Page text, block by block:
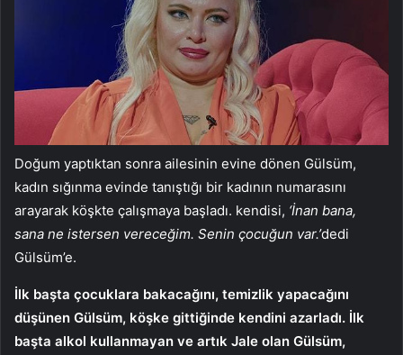
Doğum yaptıktan sonra ailesinin evine dönen Gülsüm,
kadın sığınma evinde tanıştığı bir kadının numarasını
arayarak köşkte çalışmaya başladı. kendisi, ‘İnan bana,
sana ne istersen vereceğim. Senin çocuğun var.’dedi
Gülsüm’e.
İlk başta çocuklara bakacağını, temizlik yapacağını
düşünen Gülsüm, köşke gittiğinde kendini azarladı. İlk
başta alkol kullanmayan ve artık Jale olan Gülsüm,